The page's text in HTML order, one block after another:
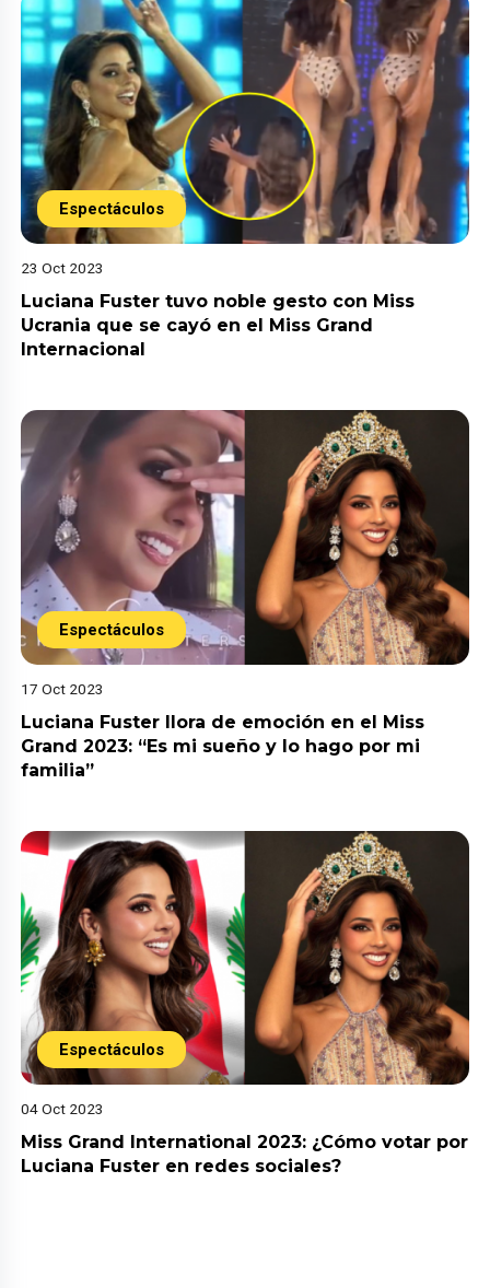
Espectáculos
23 Oct 2023
Luciana Fuster tuvo noble gesto con Miss
Ucrania que se cayó en el Miss Grand
Internacional
Espectáculos
17 Oct 2023
Luciana Fuster llora de emoción en el Miss
Grand 2023: “Es mi sueño y lo hago por mi
familia”
Espectáculos
04 Oct 2023
Miss Grand International 2023: ¿Cómo votar por
Luciana Fuster en redes sociales?